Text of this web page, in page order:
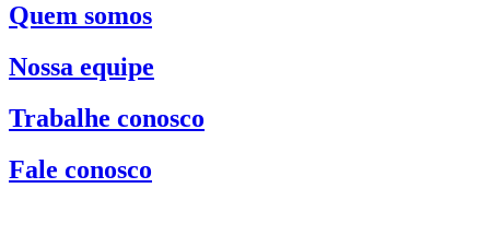
Quem somos
Nossa equipe
Trabalhe conosco
Fale conosco